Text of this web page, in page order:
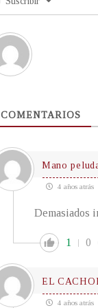
COMENTARIOS
Mano
4 años atrás
Demasiados
1 0
EL
4 años atrás